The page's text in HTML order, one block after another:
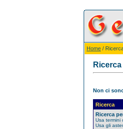
Home /
Ricerca
Non ci
Ricerca
Ricerca
Usa termini
Usa gli